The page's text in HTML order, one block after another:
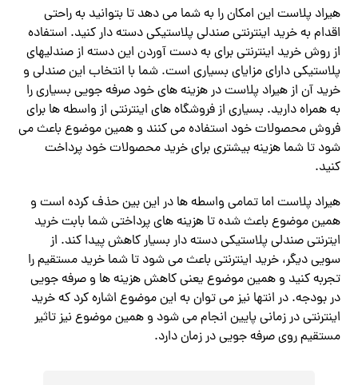
هیراد پلاست این امکان را به شما می دهد تا بتوانید به راحتی
اقدام به خرید اینترنتی صندلی پلاستیکی دسته دار کنید. استفاده
از روش خرید اینترنتی برای به دست آوردن این دسته از صندلیهای
پلاستیکی دارای مزایای بسیاری است. شما با انتخاب این صندلی و
خرید آن از هیراد پلاست در هزینه های خود صرفه جویی بسیاری را
به همراه دارید. بسیاری از فروشگاه های اینترنتی از واسطه ها برای
فروش محصولات خود استفاده می کنند و همین موضوع باعث می
شود تا شما هزینه بیشتری برای خرید محصولات خود پرداخت
کنید.
هیراد پلاست اما تمامی واسطه ها در این بین حذف کرده است و
همین موضوع باعث شده تا هزینه های پرداختی شما بابت خرید
ایترنتی صندلی پلاستیکی دسته دار بسیار کاهش پیدا کند. از
سویی دیگر، خرید اینترنتی باعث می شود تا شما خرید مستقیم را
تجربه کنید و همین موضوع یعنی کاهش هزینه ها و صرفه جویی
در بودجه. در انتها نیز می توان به این موضوع اشاره کرد که خرید
اینترنتی در زمانی پایین انجام می شود و همین موضوع نیز تاثیر
مستقیم روی صرفه جویی در زمان دارد.